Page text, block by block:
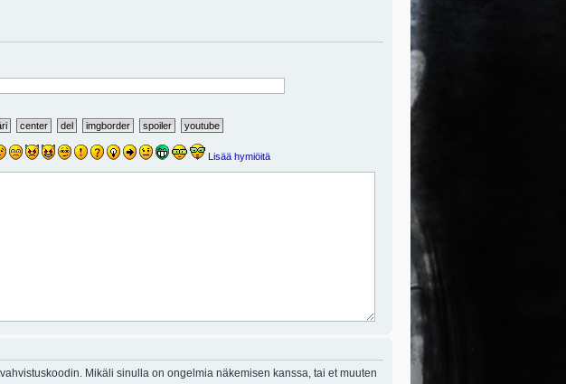
Lisää hymiöitä
Mikäli sinulla on ongelmia näkemisen kanssa, tai et muuten